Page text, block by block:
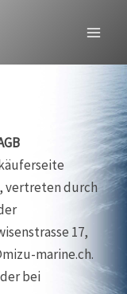
vertreten durch
17,
marine.ch.
bei